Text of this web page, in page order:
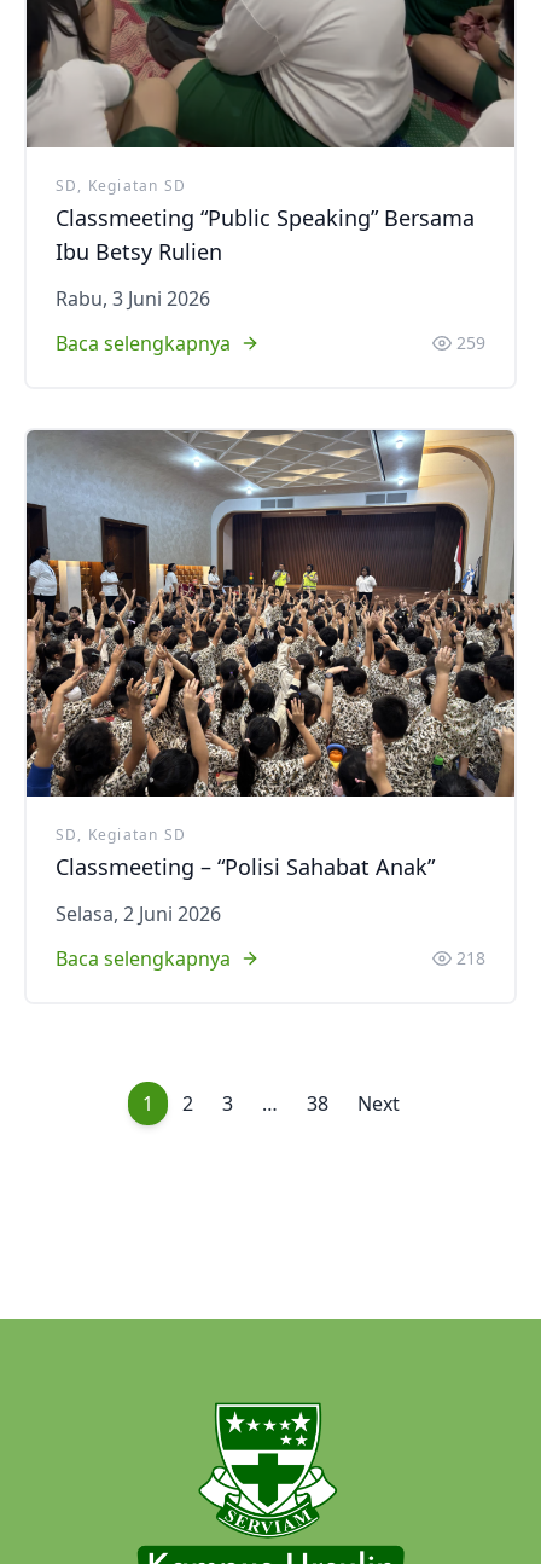
SD, Kegiatan SD
Classmeeting “Public Speaking” Bersama
Ibu Betsy Rulien
Rabu, 3 Juni 2026
Baca selengkapnya
259
SD, Kegiatan SD
Classmeeting – “Polisi Sahabat Anak”
Selasa, 2 Juni 2026
Baca selengkapnya
218
1 2 3 … 38 Next